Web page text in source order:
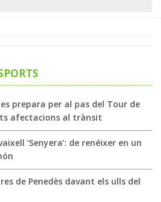
prepara per al pas del Tour de
afectacions al trànsit
‘Senyera’: de renéixer en un
de Penedès davant els ulls del